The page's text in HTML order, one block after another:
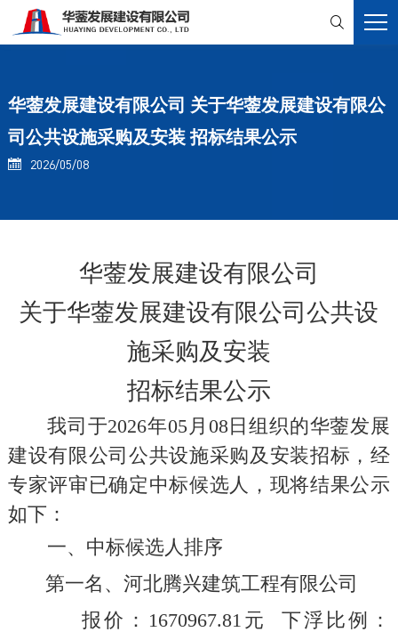

华蓥发展建设有限公司 关于华蓥发展建设有限公
司公共设施采购及安装 招标结果公示
 2026/05/08
华蓥发展建设有限公司
关于华蓥发展建设有限公司公共设
施采购及安装
招标结果公示
我司于2026年05 月 08日组织的华蓥发展
建设有限公司公共设施采购及安装招标 ，经
专家评审已确定中标候选人，现将结果公示
如下：
一、中标候选人排序
第一名、 河北腾兴建筑工程有限公司
报价： 1670967.81 元
下浮比例：